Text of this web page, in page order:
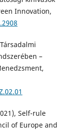
Innovation,
–
Self-rule
of Europe and